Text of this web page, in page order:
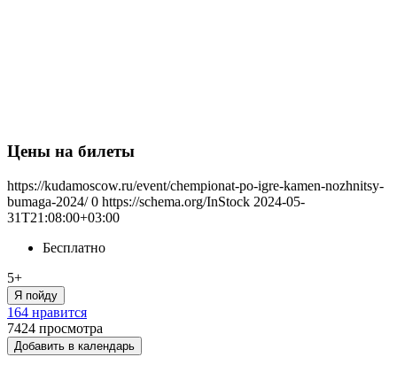
Цены на билеты
https://kudamoscow.ru/event/chempionat-po-igre-kamen-nozhnitsy-
bumaga-2024/ 0 https://schema.org/InStock 2024-05-
31T21:08:00+03:00
Бесплатно
5+
Я пойду
164 нравится
7424 просмотра
Добавить в календарь